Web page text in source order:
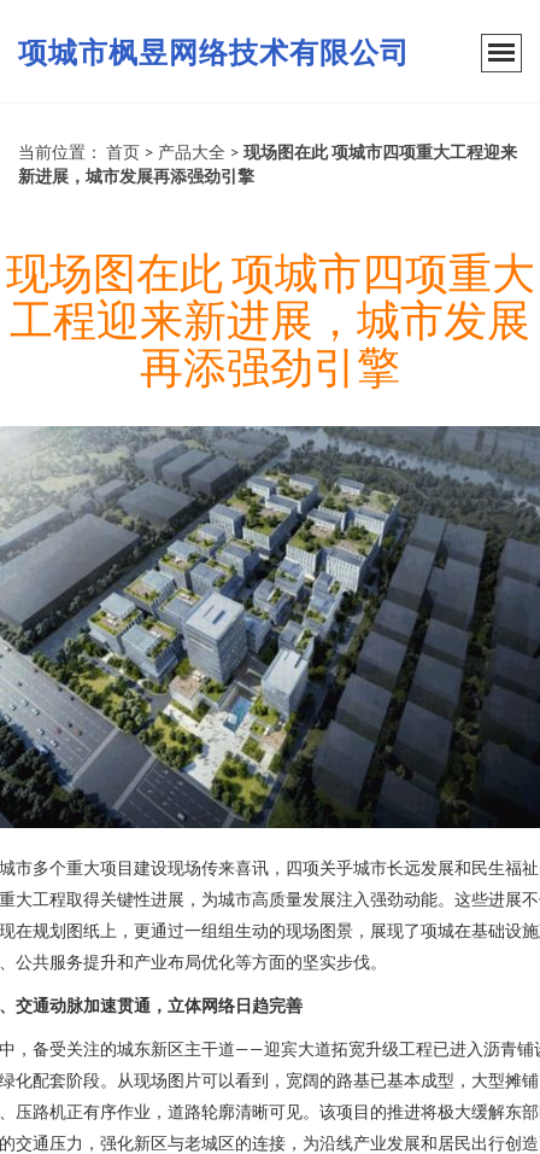
项城市枫昱网络技术有限公司
当前位置： 首页 > 产品大全 > 现场图在此 项城市四项重大工程迎来
新进展，城市发展再添强劲引擎
现场图在此 项城市四项重大
工程迎来新进展，城市发展
再添强劲引擎
市多个重大项目建设现场传来喜讯，四项关乎城市长远发展和民生福
大工程取得关键性进展，为城市高质量发展注入强劲动能。这些进展
在规划图纸上，更通过一组组生动的现场图景，展现了项城在基础设
公共服务提升和产业布局优化等方面的坚实步伐。
交通动脉加速贯通，立体网络日趋完善
，备受关注的城东新区主干道——迎宾大道拓宽升级工程已进入沥青铺
化配套阶段。从现场图片可以看到，宽阔的路基已基本成型，大型摊铺
压路机正有序作业，道路轮廓清晰可见。该项目的推进将极大缓解东
交通压力，强化新区与老城区的连接，为沿线产业发展和居民出行创